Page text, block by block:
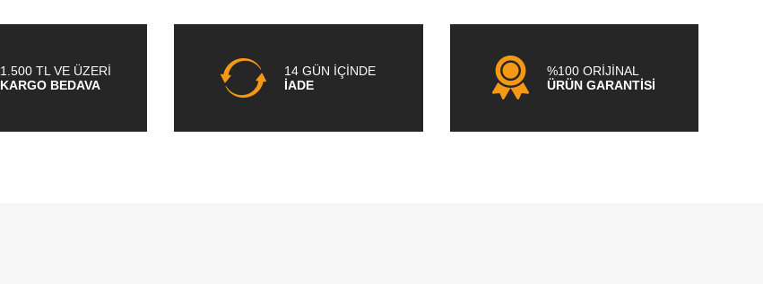
1.500 TL VE ÜZERİ
KARGO BEDAVA
14 GÜN İÇİNDE
İADE
%100 ORİJİNAL
ÜRÜN GARANTİSİ